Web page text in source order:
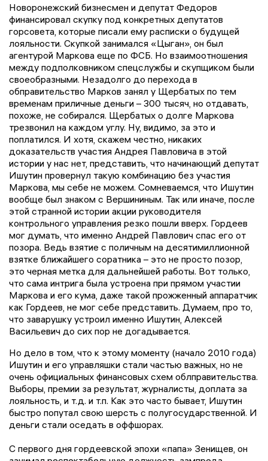
Новоронежский бизнесмен и депутат Федоров
финансировал скупку под конкретных депутатов
горсовета, которые писали ему расписки о будущей
лояльности. Скупкой занимался «Цыган», он был
агентурой Маркова еще по ФСБ. Но взаимоотношения
между подполковником спецслужбы и скупщиком были
своеобразными. Незадолго до перехода в
обправительство Марков занял у Щербатых по тем
временам приличные деньги – 300 тысяч, но отдавать,
похоже, не собирался. Щербатых о долге Маркова
трезвонил на каждом углу. Ну, видимо, за это и
поплатился. И хотя, скажем честно, никаких
доказательств участия Андрея Павловича в этой
истории у нас нет, представить, что начинающий депутат
Ишутин провернул такую комбинацию без участия
Маркова, мы себе не можем. Сомневаемся, что Ишутин
вообще был знаком с Вершининым. Так или иначе, после
этой странной истории акции руководителя
контрольного управления резко пошли вверх. Гордеев
мог думать, что именно Андрей Павлович спас его от
позора. Ведь взятие с поличным на десятимиллионной
взятке ближайшего соратника – это не просто позор,
это черная метка для дальнейшей работы. Вот только,
что сама интрига была устроена при прямом участии
Маркова и его кума, даже такой прожженный аппаратчик
как Гордеев, не мог себе представить. Думаем, про то,
что заварушку устроил именно Ишутин, Алексей
Васильевич до сих пор не догадывается.
Но дело в том, что к этому моменту (начало 2010 года)
Ишутин и его управляшки стали частью важных, но не
очень официальных финансовых схем облправительства.
Выборы, премии за результат, журналисты, доплата за
лояльность, и т.д. и т.п. Как это часто бывает, Ишутин
быстро попутал свою шерсть с полугосударственной. И
деньги стали оседать в оффшорах.
С первого дня гордеевской эпохи «папа» Зенищев, он